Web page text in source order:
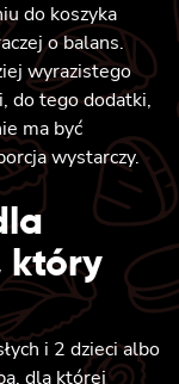
do koszyka
o balans.
wyrazistego
do tego dodatki,
ma być
wystarczy.
który
i 2 dzieci albo
dla której